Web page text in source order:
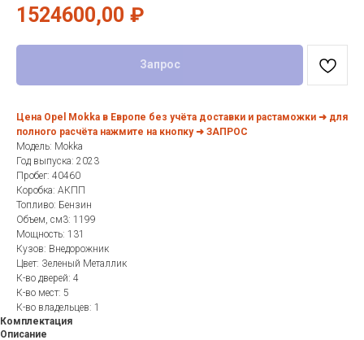
1524600,00 ₽
Запрос
Цена Opel Mokka в Европе без учёта доставки и растаможки ➜ для
полного расчёта нажмите на кнопку ➜ ЗАПРОС
Модель: Mokka
Год выпуска: 2023
Пробег: 40460
Коробка: АКПП
Топливо: Бензин
Объем, см3: 1199
Мощность: 131
Кузов: Внедорожник
Цвет: Зеленый Металлик
К-во дверей: 4
К-во мест: 5
К-во владельцев: 1
Комплектация
Описание